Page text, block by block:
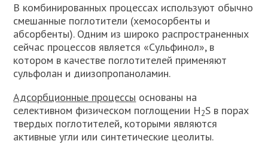
В комбинированных процессах используют обычно
смешанные поглотители (хемосорбенты и
абсорбенты). Одним из широко распространенных
сейчас процессов является «Сульфинол», в
котором в качестве поглотителей приме­няют
сульфолан и диизопропаноламин.
Адсорбционные процессы основаны на
селективном физическом поглощении H2S в порах
твердых поглотителей, которыми являются
активные угли или синтетические цеолиты.